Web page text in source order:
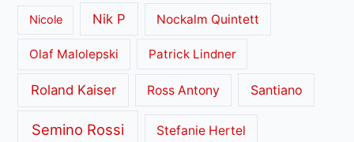
Nicole Nik P Nockalm Quintett
Olaf Malolepski Patrick Lindner
Roland Kaiser Ross Antony Santiano
Semino Rossi Stefanie Hertel